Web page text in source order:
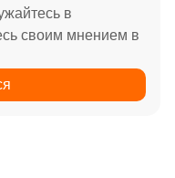
в
своим мнением в